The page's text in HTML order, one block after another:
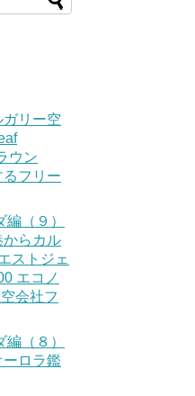
ガリー空
ウン
フリー
（９）
からカル
ストジェ
エコノ
会社フ
（８）
ーロラ鑑